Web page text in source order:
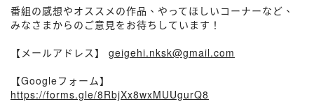
番組の感想やオススメの作品、やってほしいコーナーなど、
みなさまからのご意見をお待ちしています！
【メールアドレス】 geigehi.nksk@gmail.com
【Googleフォーム】
https://forms.gle/8RbjXx8wxMUUgurQ8